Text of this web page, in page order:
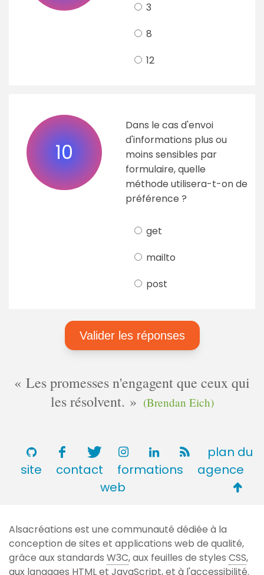
3
8
12
10
Dans le cas d'envoi
d'informations plus ou
moins sensibles par
formulaire, quelle
méthode utilisera-t-on de
préférence ?
get
mailto
post
Les promesses n'engagent que ceux qui
les résolvent.
(Brendan Eich)
plan du
site
contact formations
agence
web
de
page
Alsacréations est une communauté dédiée à la
conception de sites et applications web de qualité,
grâce aux standards W3C, aux feuilles de styles CSS,
aux langages HTMLet JavaScript, et à l'accessibilité.